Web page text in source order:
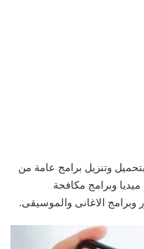
وتنزيل برامج عامة من
وبرامج مكافحة
وبرامج الاغانى والموسيقى.